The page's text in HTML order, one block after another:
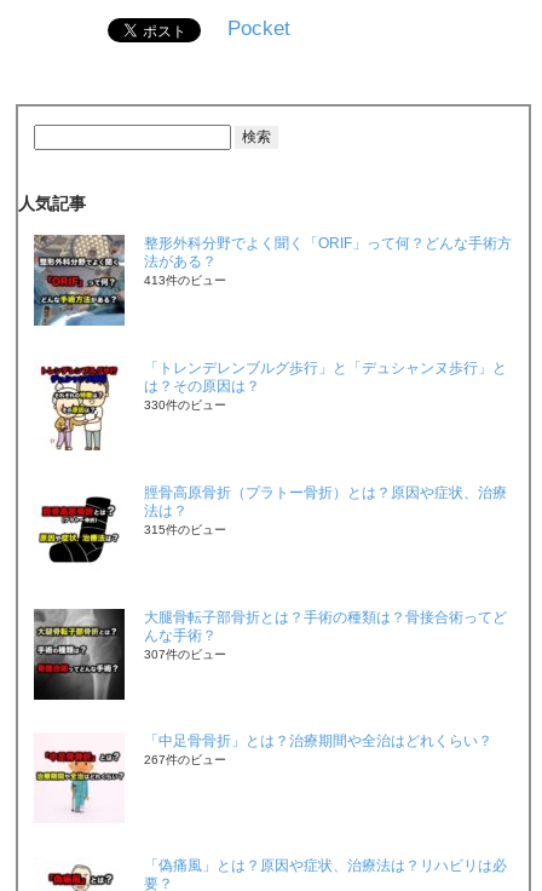
Pocket
人気記事
整形外科分野でよく聞く「ORIF」って何？どんな手術方
法がある？
413件のビュー
「トレンデレンブルグ歩行」と「デュシャンヌ歩行」と
は？その原因は？
330件のビュー
脛骨高原骨折（プラトー骨折）とは？原因や症状、治療
法は？
315件のビュー
大腿骨転子部骨折とは？手術の種類は？骨接合術ってど
んな手術？
307件のビュー
「中足骨骨折」とは？治療期間や全治はどれくらい？
267件のビュー
「偽痛風」とは？原因や症状、治療法は？リハビリは必
要？